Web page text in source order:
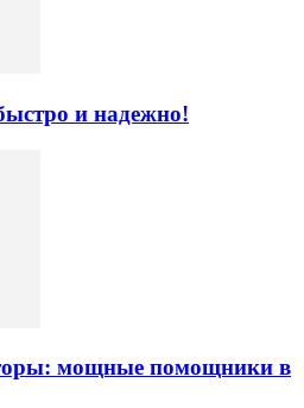
и надежно!
мощные помощники в